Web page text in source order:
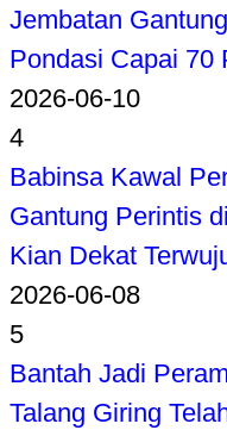
Jembatan
Pondasi Capai 70
2026-06-10
4
Babinsa Kawal
Gantung Perintis
Kian Dekat
2026-06-08
5
Bantah Jadi
Talang Giring